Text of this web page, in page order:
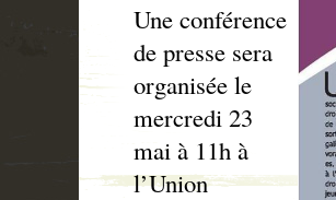
Une conférence
de presse sera
organisée le
mercredi 23
mai à 11h à
l’Union